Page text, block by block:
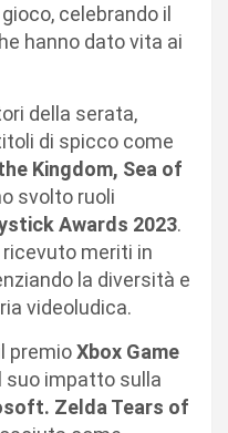
celebrando il
hanno dato vita ai
della serata,
di spicco come
Kingdom, Sea of
svolto ruoli
Awards 2023.
meriti in
la diversità e
videoludica.
premioXbox Game
suo impatto sulla
Zelda Tears of